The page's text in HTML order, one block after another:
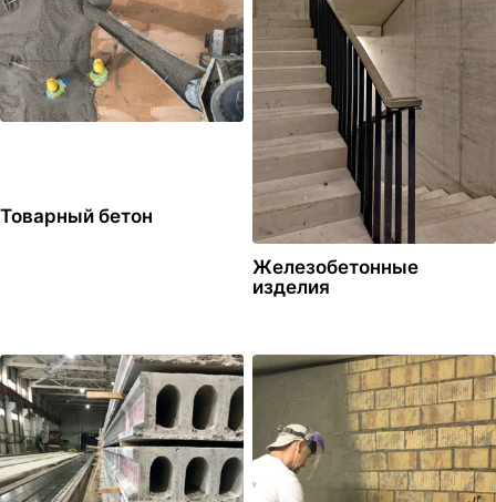
Товарный бетон
Железобетонные
изделия